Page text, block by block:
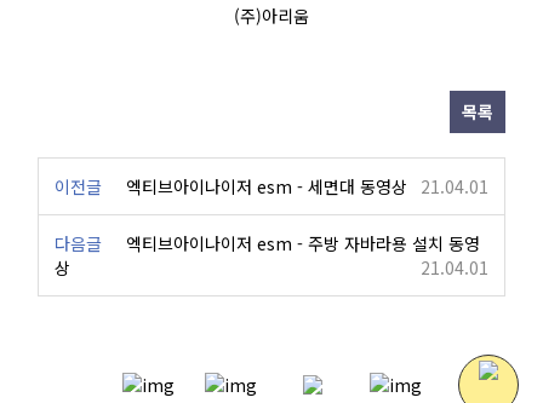
(주)아리움
목록
이전글 엑티브아이나이저 esm - 세면대 동영상 21.04.01
다음글
엑티브아이나이저 esm - 주방 자바라용 설치 동영
상
21.04.01